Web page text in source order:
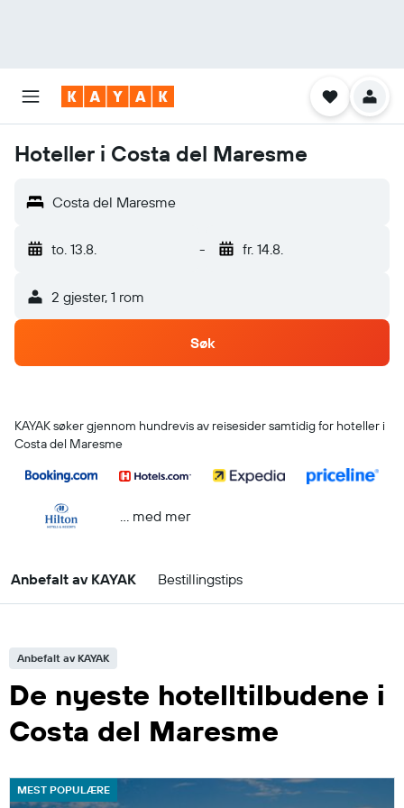
Hoteller i Costa del Maresme
Costa del Maresme
to. 13.8. - fr. 14.8.
2 gjester, 1 rom
Søk
KAYAK søker gjennom hundrevis av reisesider samtidig for hoteller i
Costa del Maresme
… med mer
Anbefalt av KAYAK Bestillingstips
Anbefalt av KAYAK
De nyeste hotelltilbudene i
Costa del Maresme
MEST POPULÆRE